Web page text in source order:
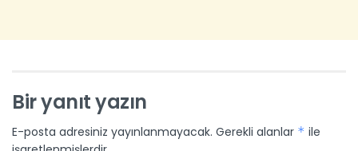
Bir yanıt yazın
E-posta adresiniz yayınlanmayacak. Gerekli alanlar * ile